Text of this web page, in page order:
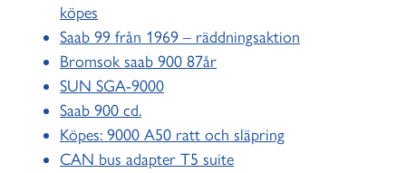
köpes
Saab 99 från 1969 – räddningsaktion
Bromsok saab 900 87år
SUN SGA-9000
Saab 900 cd.
Köpes: 9000 A50 ratt och släpring
CAN bus adapter T5 suite